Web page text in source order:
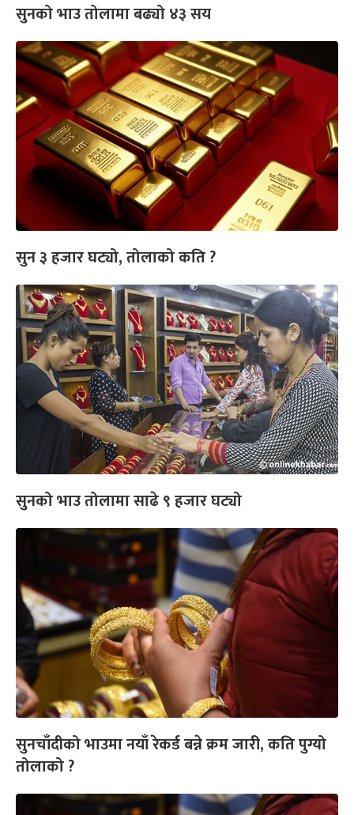
सुनको भाउ तोलामा बढ्यो ४३ सय
सुन ३ हजार घट्यो, तोलाको कति ?
सुनको भाउ तोलामा साढे ९ हजार घट्यो
सुनचाँदीको भाउमा नयाँ रेकर्ड बन्ने क्रम जारी, कति पुग्यो
तोलाको ?